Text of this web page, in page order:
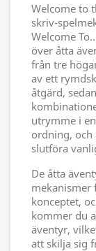
Welcome to
skriv-
Welcome
över åtta
från tre
av ett
åtgärd,
utrymme i
ordning,
slutföra
De åtta
mekanismer
konceptet,
kommer du
äventyr,
att skilja sig